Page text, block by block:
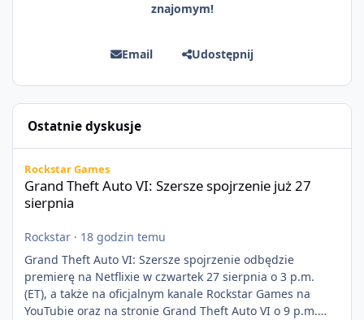
znajomym!
Email Udostępnij
Ostatnie dyskusje
Rockstar Games
Grand Theft Auto VI: Szersze spojrzenie już 27
sierpnia
Rockstar · 18 godzin temu
Grand Theft Auto VI: Szersze spojrzenie odbędzie
premierę na Netflixie w czwartek 27 sierpnia o 3 p.m.
(ET), a także na oficjalnym kanale Rockstar Games na
YouTubie oraz na stronie Grand Theft Auto VI o 9 p.m.